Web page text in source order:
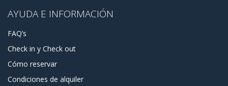
AYUDA E INFORMACIÓN
FAQ’s
Check in y Check out
Cómo reservar
Condiciones de alquiler